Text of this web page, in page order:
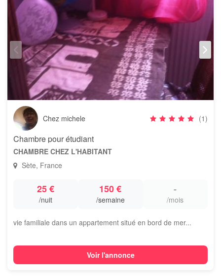
Chez michele (1)
Chambre pour étudiant
CHAMBRE CHEZ L'HABITANT
Sète, France
25 €
/nuit
150 €
/semaine
-
/mois
vie familiale dans un appartement situé en bord de mer...
Voir l'annonce